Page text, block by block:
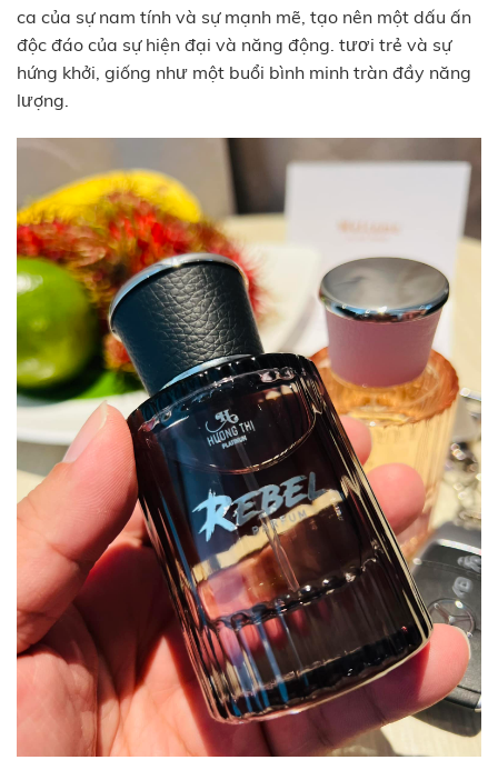
ca của sự nam tính và sự mạnh mẽ, tạo nên một dấu ấn
độc đáo của sự hiện đại và năng động. tươi trẻ và sự
hứng khởi, giống như một buổi bình minh tràn đầy năng
lượng.